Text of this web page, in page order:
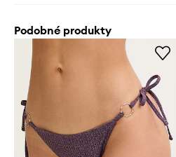
Podobné produkty